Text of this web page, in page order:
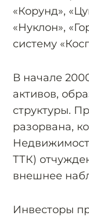
«Корунд»,
«Нуклон»,
систему
В начале
активов,
структуры.
разорвана,
ТТК)
внешнее
Инвесторы